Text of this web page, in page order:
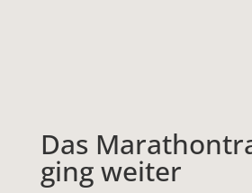
Das
ging weiter